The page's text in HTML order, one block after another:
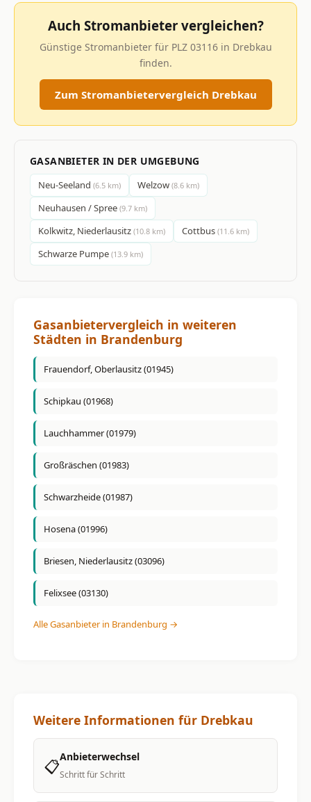
Auch Stromanbieter vergleichen?
Günstige Stromanbieter für PLZ 03116 in Drebkau
finden.
Zum Stromanbietervergleich Drebkau
GASANBIETER IN DER UMGEBUNG
Neu-Seeland (6.5 km) Welzow (8.6 km)
Neuhausen / Spree (9.7 km)
Kolkwitz, Niederlausitz (10.8 km) Cottbus (11.6 km)
Schwarze Pumpe (13.9 km)
Gasanbietervergleich in weiteren
Städten in Brandenburg
Frauendorf, Oberlausitz (01945)
Schipkau (01968)
Lauchhammer (01979)
Großräschen (01983)
Schwarzheide (01987)
Hosena (01996)
Briesen, Niederlausitz (03096)
Felixsee (03130)
Alle Gasanbieter in Brandenburg →
Weitere Informationen für Drebkau
📋Anbieterwechsel
Schritt für Schritt